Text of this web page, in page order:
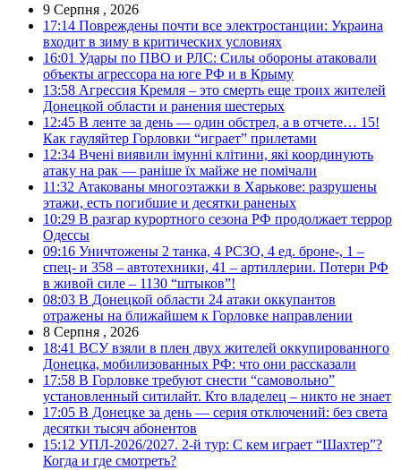
9 Серпня , 2026
17:14 Повреждены почти все электростанции: Украина
входит в зиму в критических условиях
16:01 Удары по ПВО и РЛС: Силы обороны атаковали
объекты агрессора на юге РФ и в Крыму
13:58 Агрессия Кремля – это смерть еще троих жителей
Донецкой области и ранения шестерых
12:45 В ленте за день — один обстрел, а в отчете… 15!
Как гауляйтер Горловки “играет” прилетами
12:34 Вчені виявили імунні клітини, які координують
атаку на рак — раніше їх майже не помічали
11:32 Атакованы многоэтажки в Харькове: разрушены
этажи, есть погибшие и десятки раненых
10:29 В разгар курортного сезона РФ продолжает террор
Одессы
09:16 Уничтожены 2 танка, 4 РСЗО, 4 ед. броне-, 1 –
спец- и 358 – автотехники, 41 – артиллерии. Потери РФ
в живой силе – 1130 “штыков”!
08:03 В Донецкой области 24 атаки оккупантов
отражены на ближайшем к Горловке направлении
8 Серпня , 2026
18:41 ВСУ взяли в плен двух жителей оккупированного
Донецка, мобилизованных РФ: что они рассказали
17:58 В Горловке требуют снести “самовольно”
установленный ситилайт. Кто владелец – никто не знает
17:05 В Донецке за день — серия отключений: без света
десятки тысяч абонентов
15:12 УПЛ-2026/2027. 2-й тур: С кем играет “Шахтер”?
Когда и где смотреть?